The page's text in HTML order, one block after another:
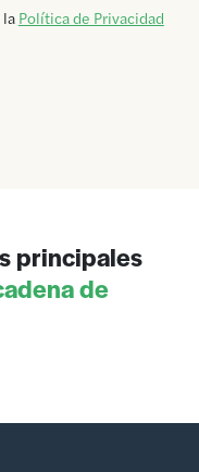
Política de Privacidad
principales
de